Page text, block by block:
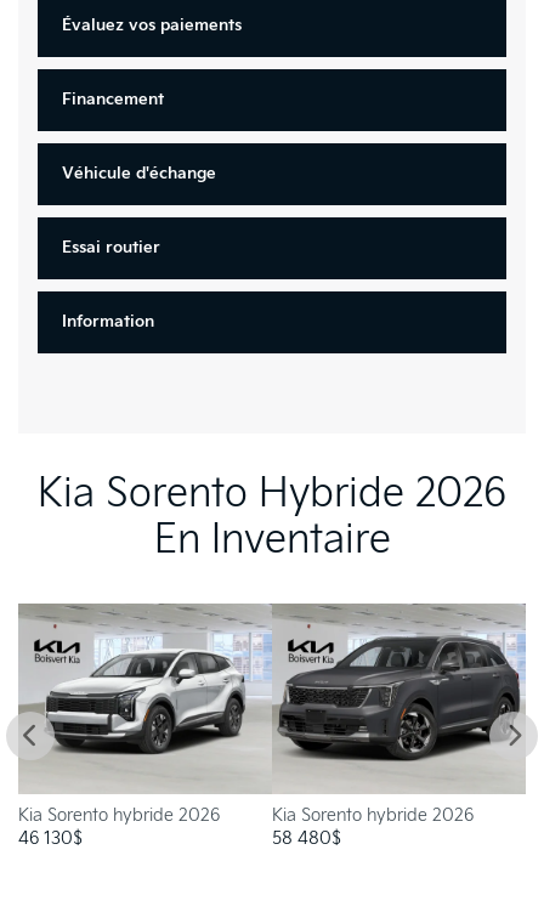
Kia Sorento Hybride 2026
En Inventaire
Kia Sorento hybride 2026
46 130$
Kia Sorento hybride 2026
58 480$
Évaluez vos paiements
Financement
Véhicule d'échange
Essai routier
Information